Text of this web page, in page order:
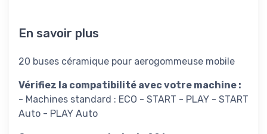
En savoir plus
20 buses céramique pour aerogommeuse mobile
Vérifiez la compatibilité avec votre machine :
- Machines standard : ECO - START - PLAY - START
Auto - PLAY Auto